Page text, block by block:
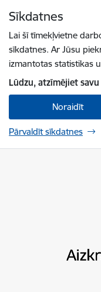
Sīkdatnes
Lai šī tīmekļvietne
sīkdatnes. Ar Jūsu
izmantotas statistikas
Lūdzu, atzīmējiet
Noraidīt
Pārvaldīt sīkdatnes